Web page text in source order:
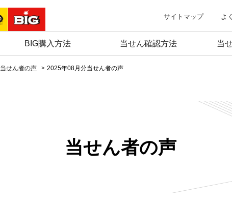
サイトマップ よ
BIG購入方法 当せん確認方法 当
当せん者の声 2025年08月分当せん者の声
当せん者の声